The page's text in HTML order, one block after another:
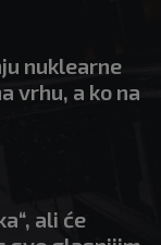
nuklearne
vrhu, a ko na
ali će